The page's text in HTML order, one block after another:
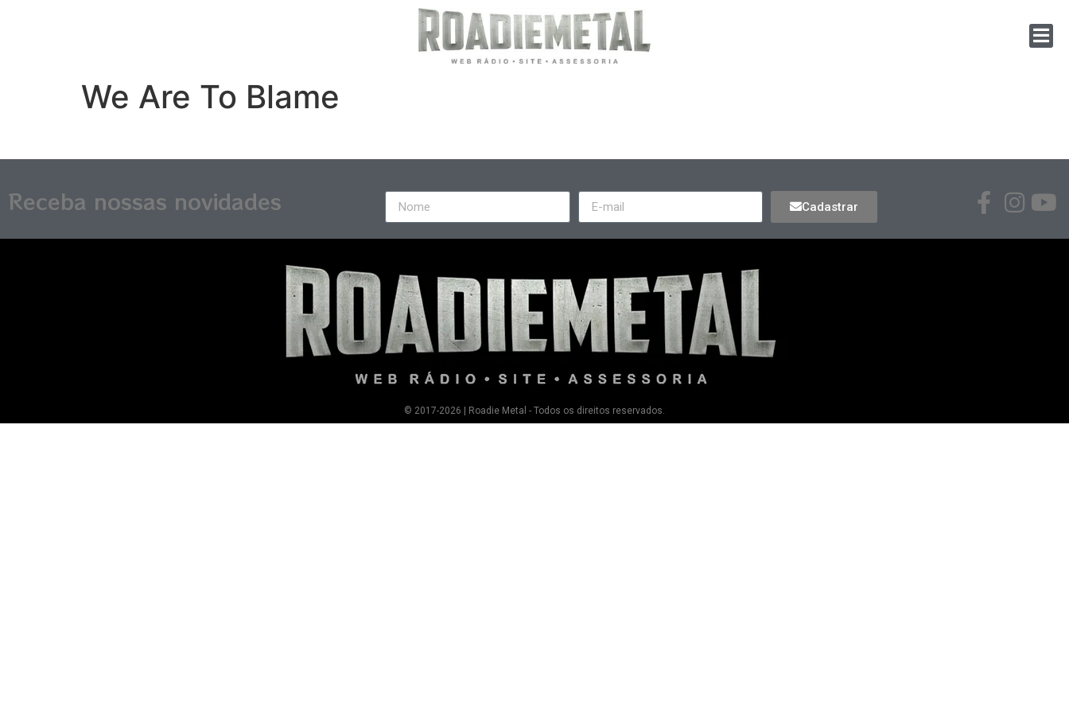
We Are To Blame
Receba nossas novidades Cadastrar
© 2017-2026 | Roadie Metal - Todos os direitos reservados.